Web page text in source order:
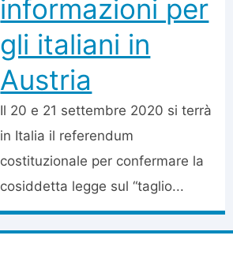
informazioni per
gli italiani in
Austria
Il 20 e 21 settembre 2020 si terrà
in Italia il referendum
costituzionale per confermare la
cosiddetta legge sul “taglio...